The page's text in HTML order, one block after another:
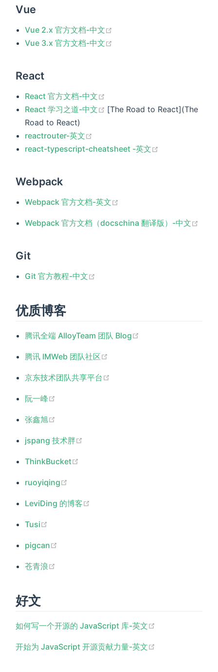
Vue
Vue 2.x 官方文档-中文
Vue 3.x 官方文档-中文
React
React 官方文档-中文
React 学习之道-中文
(opens new window)
[The Road to React](The
Road to React)
reactrouter-英文
react-typescript-cheatsheet -英文
Webpack
Webpack 官方文档-英文
Webpack 官方文档（docschina 翻译版）-中文
Git
Git 官方教程-中文
优质博客
腾讯全端 AlloyTeam 团队 Blog
腾讯 IMWeb 团队社区
京东技术团队共享平台
阮一峰
张鑫旭
jspang 技术胖
ThinkBucket
ruoyiqing
LeviDing 的博客
Tusi
pigcan
苍青浪
好文
如何写一个开源的 JavaScript 库-英文
开始为 JavaScript 开源贡献力量-英文